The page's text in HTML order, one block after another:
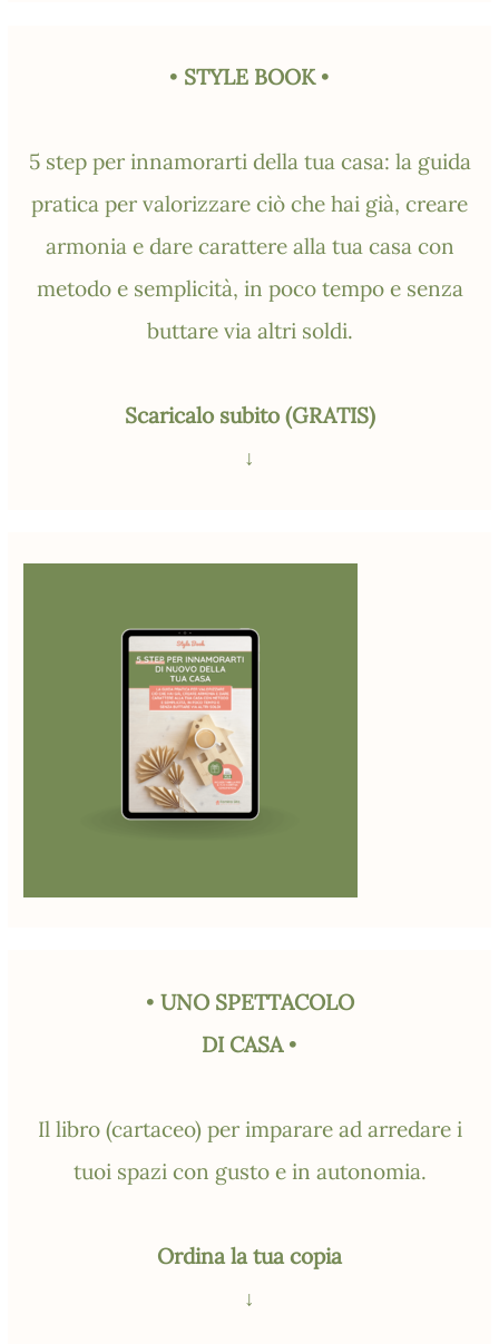
• STYLE BOOK•
5 step per innamorarti della tua casa: la guida
pratica per valorizzare ciò che hai già, creare
armonia e dare carattere alla tua casa con
metodo e semplicità, in poco tempo e senza
buttare via altri soldi.
Scaricalo subito (GRATIS)
↓
• UNO SPETTACOLO
DI CASA•
Il libro (cartaceo) per imparare ad arredare i
tuoi spazi con gusto e in autonomia.
Ordina la tua copia
↓